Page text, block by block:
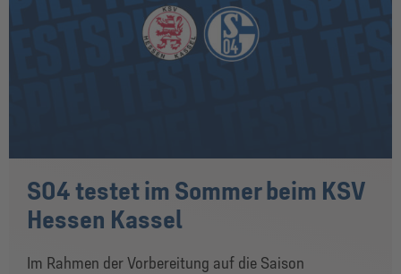
S04 testet im Sommer beim KSV
Hessen Kassel
Im Rahmen der Vorbereitung auf die Saison